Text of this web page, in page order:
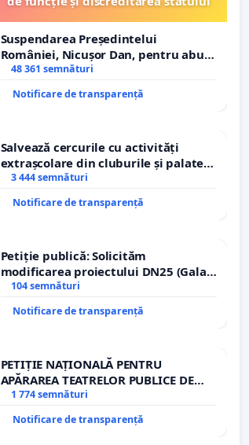
Suspendarea Președintelui
României, Nicușor Dan, pentru abuz
de funcție și discreditarea statului
48 361 semnături
Notificare de transparență
Salvează cercurile cu activități
extrașcolare din cluburile și palatele
copiilor
3 444 semnături
Notificare de transparență
Petiție publică: Solicităm
modificarea proiectului DN25 (Galați
– Hanu Conachi) prin devierea
104 semnături
Notificare de transparență
PETIȚIE NAȚIONALĂ PENTRU
APĂRAREA TEATRELOR PUBLICE DE
REPERTORIU DIN ROMÂNIA
1 774 semnături
Notificare de transparență